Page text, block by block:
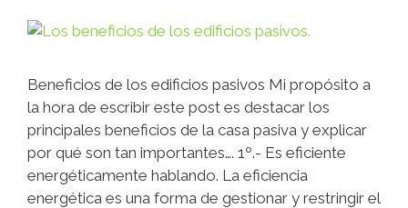
Beneficios de los edificios pasivos Mi propósito a
la hora de escribir este post es destacar los
principales beneficios de la casa pasiva y explicar
por qué son tan importantes…. 1º.- Es eficiente
energéticamente hablando. La eficiencia
energética es una forma de gestionar y restringir el